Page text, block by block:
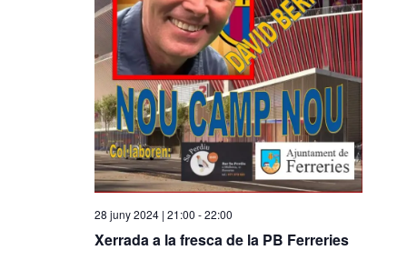
Xerrada a la fresca de la PB Ferreries
28 juny 2024 | 21:00 -22:00